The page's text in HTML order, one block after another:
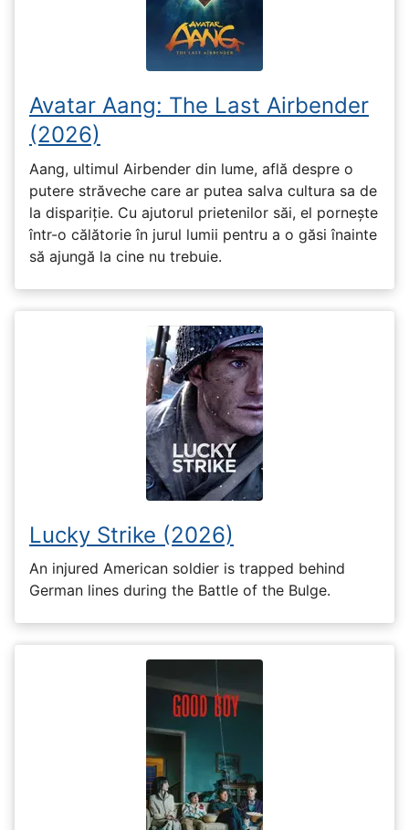
Avatar Aang: The Last Airbender
(2026)
Aang, ultimul Airbender din lume, află despre o
putere străveche care ar putea salva cultura sa de
la dispariție. Cu ajutorul prietenilor săi, el pornește
într-o călătorie în jurul lumii pentru a o găsi înainte
să ajungă la cine nu trebuie.
Lucky Strike (2026)
An injured American soldier is trapped behind
German lines during the Battle of the Bulge.